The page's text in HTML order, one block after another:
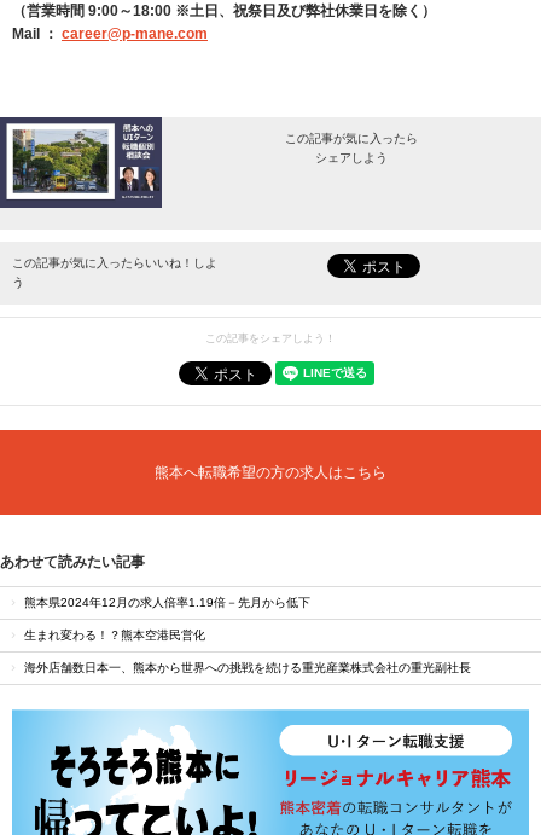
（営業時間 9:00～18:00 ※土日、祝祭日及び弊社休業日を除く）
Mail ： career@p-mane.com
この記事が気に入ったら
シェアしよう
最新情報をお届けします。
この記事が気に入ったらいいね！しよ
う
この記事をシェアしよう！
熊本へ転職希望の方の求人はこちら
あわせて読みたい記事
熊本県2024年12月の求人倍率1.19倍－先月から低下
生まれ変わる！？熊本空港民営化
海外店舗数日本一、熊本から世界への挑戦を続ける重光産業株式会社の重光副社長